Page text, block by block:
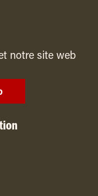
notre site web